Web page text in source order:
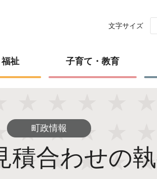
文字サイズ
祉 子育て・教育
町政情報
積合わせの